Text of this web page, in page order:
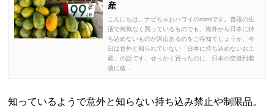
産
こんにちは。ナビちゃおハワイのmimiです。普段の生
活で何気なく買っているものでも、海外から日本に持
ち込めないものが沢山あるのをご存知でしょうか。今
日は意外と知られていない「日本に持ち込めないお土
産」の話です。せっかく買ったのに、日本の空港到着
後に破...
知っているようで意外と知らない持ち込み禁止や制限品。